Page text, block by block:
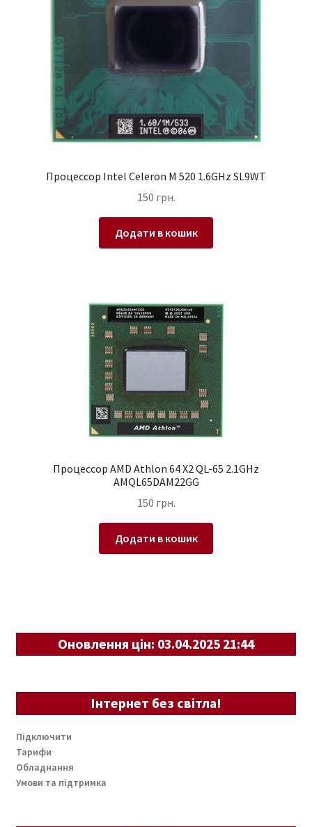
Процессор Intel Celeron M 520 1.6GHz SL9WT
150 грн.
Додати в кошик
Процессор AMD Athlon 64 X2 QL-65 2.1GHz
AMQL65DAM22GG
150 грн.
Додати в кошик
Оновлення цін: 03.04.2025 21:44
Інтернет без світла!
Підключити
Тарифи
Обладнання
Умови та підтримка